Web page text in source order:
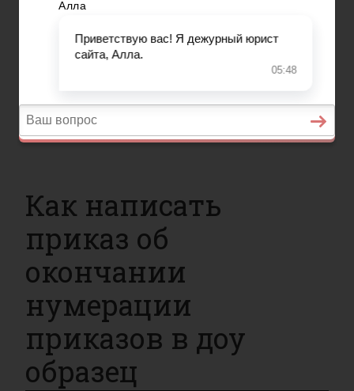
Главная
Страхование
Возврат товаров
Военное право
Как написать
приказ об
окончании
нумерации
приказов в доу
образец